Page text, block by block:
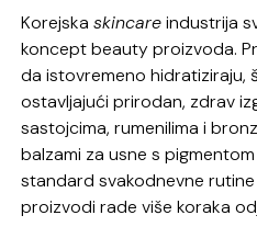
Korejskaskincareindustrija
koncept beauty proizvoda.
da istovremeno hidratiziraju,
ostavljajući prirodan, zdrav
sastojcima, rumenilima i
balzami za usne s
standard svakodnevne
proizvodi rade više koraka